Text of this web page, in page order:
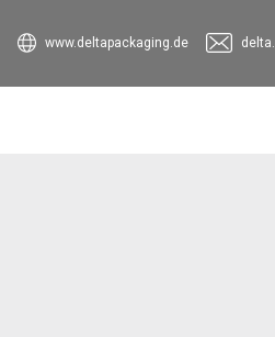
www.deltapackaging.de